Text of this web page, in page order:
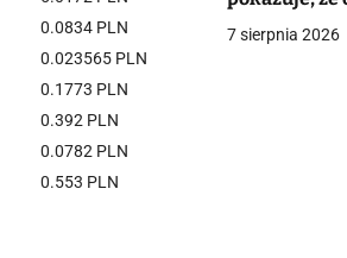
a
7 sierpnia 2026
0.0834 PLN
0.023565 PLN
0.1773 PLN
0.392 PLN
0.0782 PLN
0.553 PLN